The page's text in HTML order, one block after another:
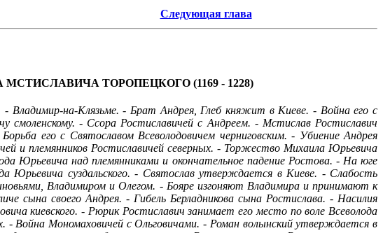
Следующая глава
ТОРОПЕЦКОГО (1169 - 1228)
- Владимир-на-Клязьме. - Брат Андрея, Глеб княжит в Киеве. - Война его с
- Ссора Ростиславичей с Андреем. - Мстислав Ростиславич
его с Святославом Всеволодовичем черниговским. - Убиение Андрея
и племянников Ростиславичей северных. - Торжество Михаила Юрьевича
Юрьевича над племянниками и окончательное падение Ростова. - На юге
Юрьевича суздальского. - Святослав утверждается в Киеве. - Слабость
Владимиром и Олегом. - Бояре изгоняют Владимира и принимают к
сына своего Андрея. - Гибель Берладникова сына Ростислава. - Насилия
киевского. - Рюрик Ростиславич занимает его место по воле Всеволода
- Война Мономаховичей с Ольговичами. - Роман волынский утверждается в